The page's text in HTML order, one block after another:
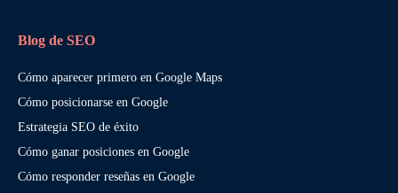
Blog de SEO
Cómo aparecer primero en Google Maps
Cómo posicionarse en Google
Estrategia SEO de éxito
Cómo ganar posiciones en Google
Cómo responder reseñas en Google